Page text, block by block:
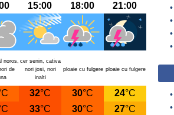
15:00 18:00 21:00
noros,
de
cer senin, cativa
nori josi, nori
inalti
ploaie cu fulgere ploaie cu fulgere
32°C 30°C 24°C
33°C 30°C 27°C
•
•
•
•
•
•